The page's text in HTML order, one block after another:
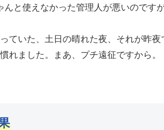
んと使えなかった管理人が悪いのです
ていた、土日の晴れた夜、それが昨夜
れました。まあ、プチ遠征ですから。